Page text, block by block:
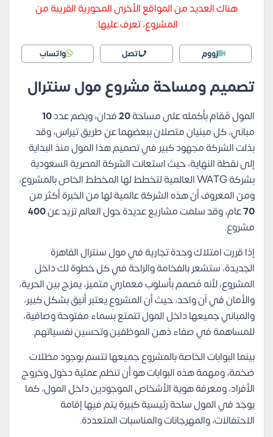
هناك العديد من المواقع الأخرى المحورية القريبة من
المشروع، تعرف عليها:
زووم اتصل واتساب
تصميم ومساحة مشروع مول سنترال
المول مٌقام بأكمله على مساحة20فدان، ويضم عدد10
مباني، كل مبنيان متصلان ببعضهما عن طريق تيراس، وقد
بذلت الشركة مجهود كبير في تصميم هذا المول منذ البداية
إلى نقطة النهاية، حيث استعانت الشركة المصرية السعودية
بشركة WATG العالمية لتخطط لها المخطط الخاص بالمشروع،
ومن المعروف أن هذه الشركة عالمية لها من الخبرة أكثر من
70عام، وقد سلمت مشاريع عديدة حول العالم تزيد عن400
مشروع.
إذا قررت امتلاك وحدة تجارية في مول سنترال القاهرة
الجديدة، ستشعر بالفخامة والراحة في كل خطوة لك داخل
المشروع، لأنه مُصمم بأسلوب معماري متميز، يمزج بين الحرية،
والأمان في آن واحد، حيث أن المشروع يعتبر أنيق بشكل كبير،
والمباني جميعها داخل المول تتمتع بسماء مفتوحة وصافية،
للمساهمة في صفاء ذهن الموظفين وتحسين نفسياتهم.
بينما البوابات الخاصة بالمشروع جميعها تتسم بوجود مظلات
ضخمة، ومهمة هذه البوابات هو أن تنظم عملية دخول وخروج
الأفراد، ومعرفة هوية الأشخاص الموجودين داخل المول، كما
يوجد في المول ساحة رئيسية كبيرة يتم فيها إقامة
الاحتفالات، والمهرجانات والمناسبات المتعددة.